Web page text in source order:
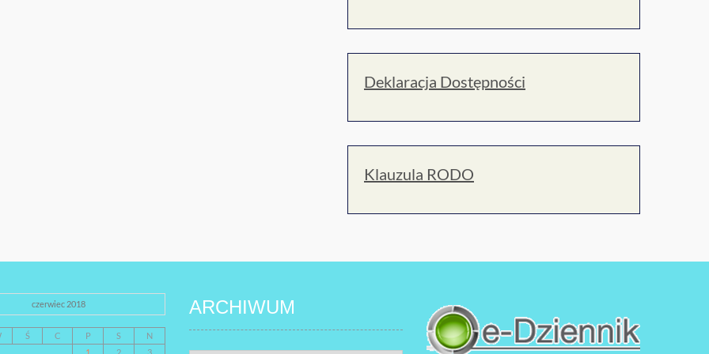
Deklaracja Dostępności
Klauzula RODO
czerwiec 2018
Ś C P S
N
ARCHIWUM